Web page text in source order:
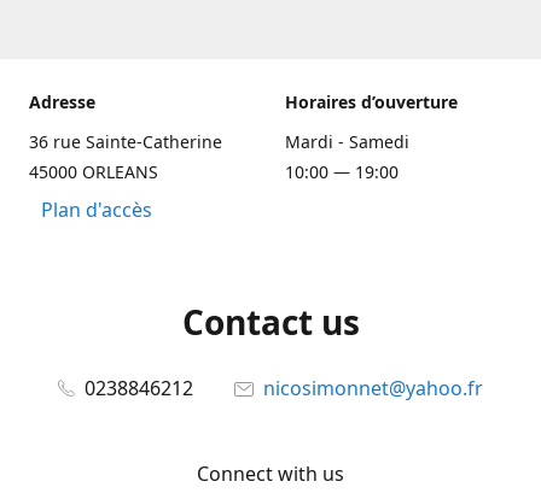
Adresse
36 rue Sainte-Catherine
45000 ORLEANS
Plan d'accès
Horaires d’ouverture
Mardi - Samedi
10:00 — 19:00
Contact us
0238846212 nicosimonnet@yahoo.fr
Connect with us